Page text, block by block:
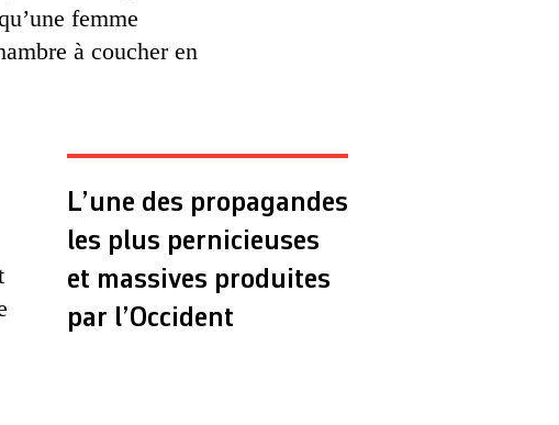
femme
à coucher en
L’une des propagandes
les plus pernicieuses
et massives produites
par l’Occident